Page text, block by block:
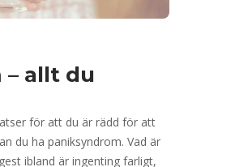
– allt du
för att du är rädd för att
du ha paniksyndrom. Vad är
ibland är ingenting farligt,